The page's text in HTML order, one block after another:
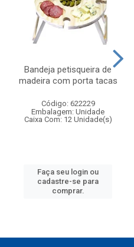
Bandeja petisqueira de
madeira com porta tacas
Código: 622229
Embalagem: Unidade
Caixa Com: 12 Unidade(s)
Faça seu login ou
cadastre-se para
comprar.